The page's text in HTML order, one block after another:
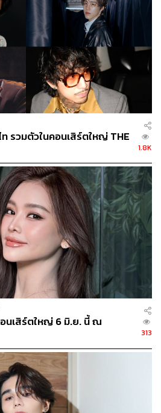
รวมตัวในคอนเสิร์ตใหญ่ THE
1.8K
นเสิร์ตใหญ่ 6 มิ.ย. นี้ ณ
313